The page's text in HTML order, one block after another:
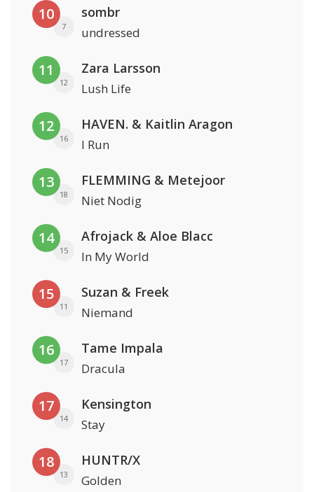
10
7
sombr
undressed
11
12
Zara Larsson
Lush Life
12
16
HAVEN. & Kaitlin Aragon
I Run
13
18
FLEMMING & Metejoor
Niet Nodig
14
15
Afrojack & Aloe Blacc
In My World
15
11
Suzan & Freek
Niemand
16
17
Tame Impala
Dracula
17
14
Kensington
Stay
18
13
HUNTR/X
Golden